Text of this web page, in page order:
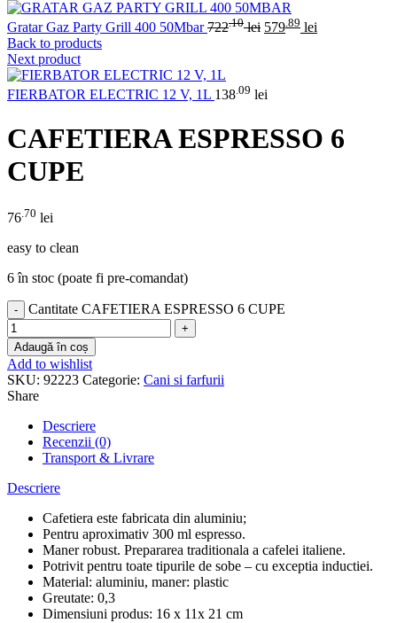
Gratar Gaz Party Grill 400 50Mbar722.10 lei 579 .89 lei
Back to products
Next product
FIERBATOR ELECTRIC 12 V, 1L 138 .09 lei
CAFETIERA ESPRESSO 6
CUPE
76.70 lei
easy to clean
6 în stoc (poate fi pre-comandat)
Cantitate CAFETIERA ESPRESSO 6 CUPE
Adaugă în coș
Add to wishlist
SKU: 92223 Categorie: Cani si farfurii
Share
Descriere
Recenzii (0)
Transport & Livrare
Descriere
Cafetiera este fabricata din aluminiu;
Pentru aproximativ 300 ml espresso.
Maner robust. Prepararea traditionala a cafelei italiene.
Potrivit pentru toate tipurile de sobe – cu exceptia inductiei.
Material: aluminiu, maner: plastic
Greutate: 0,3
Dimensiuni produs: 16 x 11x 21 cm